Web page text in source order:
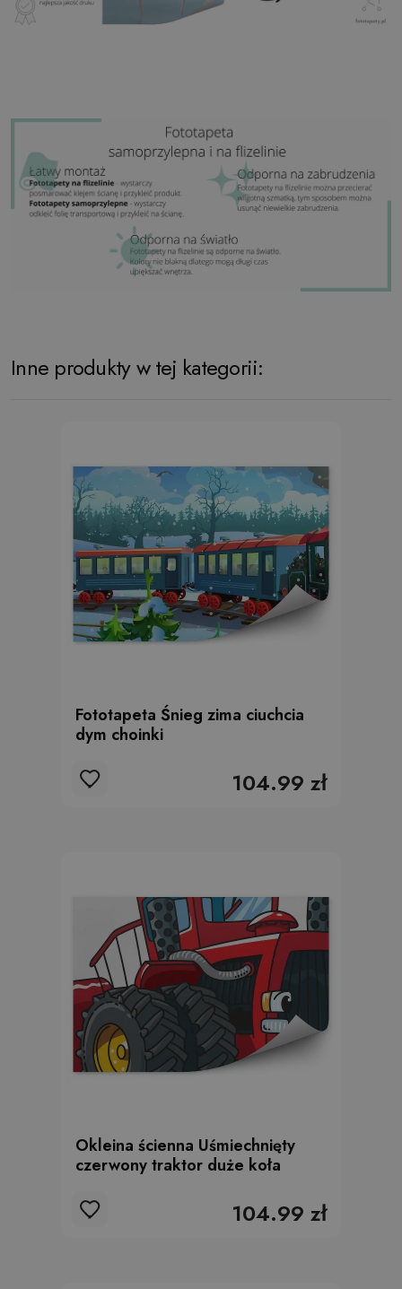
Inne produkty w tej kategorii:
Fototapeta Śnieg zima ciuchcia
dym choinki
104.99 zł
Okleina ścienna Uśmiechnięty
czerwony traktor duże koła
104.99 zł